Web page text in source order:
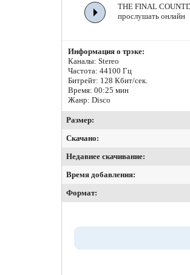
THE FINAL
прослушать онлайн
Информация о трэке:
Каналы: Stereo
Частота: 44100 Гц
Битрейт: 128 Кбит/сек.
Время: 00:25 мин
Жанр: Disco
Размер:
Скачано:
Недавнее скачивание:
Время добавления:
Формат: